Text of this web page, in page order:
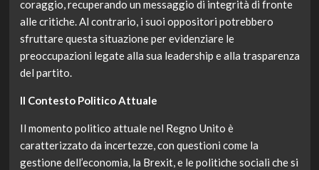
coraggio, recuperando un messaggio di integrità di fronte
alle critiche. Al contrario, i suoi oppositori potrebbero
sfruttare questa situazione per evidenziare le
preoccupazioni legate alla sua leadership e alla trasparenza
del partito.
Il Contesto Politico Attuale
Il momento politico attuale nel Regno Unito è
caratterizzato da incertezze, con questioni come la
gestione dell’economia, la Brexit, e le politiche sociali che si